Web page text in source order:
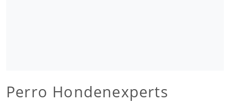
Perro Hondenexperts